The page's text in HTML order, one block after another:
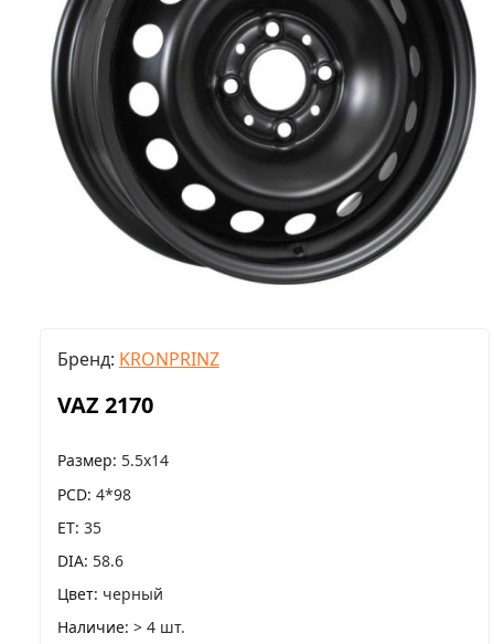
Бренд: KRONPRINZ
VAZ 2170
Размер 5.5x14
PCD 4*98
ET 35
DIA 58.6
Цвет черный
Наличие > 4 шт.